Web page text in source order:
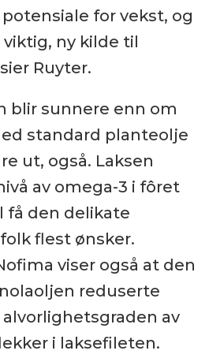
for vekst, og
ny kilde til
Ruyter.
blir sunnere enn om
standard planteolje
ut, også. Laksen
av omega-3 i fôret
få den delikate
flest ønsker.
viser også at den
reduserte
av
i laksefileten.